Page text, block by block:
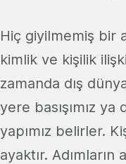
Hiç giyilmemiş bir
kimlik ve kişilik
zamanda dış
yere basışımız
yapımız belirler.
ayaktır.